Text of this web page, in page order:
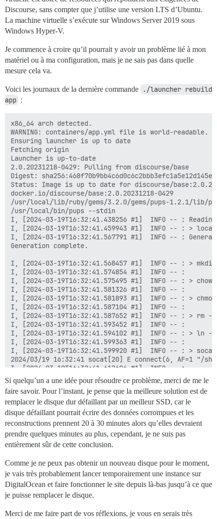
Discourse, sans compter que j’utilise une version LTS d’Ubuntu.
La machine virtuelle s’exécute sur Windows Server 2019 sous
Windows Hyper-V.
Je commence à croire qu’il pourrait y avoir un problème lié à mon
matériel ou à ma configuration, mais je ne sais pas dans quelle
mesure cela va.
Voici les journaux de la dernière commande
./launcher rebuild
app :
x86_64 arch detected.
WARNING: containers/app.yml file is world-readable. You can secure this file by                                                                                         running: chmod o-rwx containers/app.yml
Ensuring launcher is up to date
Fetching origin
Launcher is up-to-date
2.0.20231218-0429: Pulling from discourse/base
Digest: sha256:468f70b9bb4c6d0c6c2bbb3efc1a5e12d145eae57bdb6946b7fe5558beb52dc1
Status: Image is up to date for discourse/base:2.0.20231218-0429
docker.io/discourse/base:2.0.20231218-0429
/usr/local/lib/ruby/gems/3.2.0/gems/pups-1.2.1/lib/pups.rb
/usr/local/bin/pups --stdin
I, [2024-03-19T16:32:41.438256 #1]  INFO -- : Reading from stdin
I, [2024-03-19T16:32:41.459943 #1]  INFO -- : > locale-gen $LANG && update-local                                                                                        e
I, [2024-03-19T16:32:41.567791 #1]  INFO -- : Generating locales (this might tak                                                                                        e a while)...
Generation complete.

I, [2024-03-19T16:32:41.568457 #1]  INFO -- : > mkdir -p /shared/postgres_run
I, [2024-03-19T16:32:41.574854 #1]  INFO -- :
I, [2024-03-19T16:32:41.575495 #1]  INFO -- : > chown postgres:postgres /shared/                                                                                        postgres_run
I, [2024-03-19T16:32:41.581326 #1]  INFO -- :
I, [2024-03-19T16:32:41.581893 #1]  INFO -- : > chmod 775 /shared/postgres_run
I, [2024-03-19T16:32:41.587104 #1]  INFO -- :
I, [2024-03-19T16:32:41.587652 #1]  INFO -- : > rm -fr /var/run/postgresql
I, [2024-03-19T16:32:41.593452 #1]  INFO -- :
I, [2024-03-19T16:32:41.594102 #1]  INFO -- : > ln -s /shared/postgres_run /var/                                                                                        run/postgresql
I, [2024-03-19T16:32:41.599363 #1]  INFO -- :
I, [2024-03-19T16:32:41.599920 #1]  INFO -- : > socat /dev/null UNIX-CONNECT:/sh                                                                                        ared/postgres_run/.s.PGSQL.5432 || exit 0 && echo postgres already running stop                                                                                         container ; exit 1
2024/03/19 16:32:41 socat[20] E connect(6, AF=1 "/shared/postgres_run/.s.PGSQL.5                                                                                        432", 36): Connection refused
I, [2024-03-19T16:32:41.612696 #1]  INFO -- :
I, [2024-03-19T16:32:41.613175 #1]  INFO -- : > rm -fr /shared/postgres_run/.s*
I, [2024-03-19T16:32:41.620936 #1]  INFO -- :
I, [2024-03-19T16:32:41.621584 #1]  INFO -- : > rm -fr /shared/postgres_run/*.pi                                                                                        d
I, [2024-03-19T16:32:41.629005 #1]  INFO -- :
I, [2024-03-19T16:32:41.629459 #1]  INFO -- : > mkdir -p /shared/postgres_run/13                                                                                        -main.pg_stat_tmp
I, [2024-03-19T16:32:41.635403 #1]  INFO -- :
I, [2024-03-19T16:32:41.636075 #1]  INFO -- : > chown postgres:postgres /shared/                                                                                        postgres_run/13-main.pg_stat_tmp
I, [2024-03-19T16:32:41.642020 #1]  INFO -- :
I, [2024-03-19T16:32:41.654972 #1]  INFO -- : File > /etc/service/postgres/run                                                                                          chmod: +x  chown:
I, [2024-03-19T16:32:41.668688 #1]  INFO -- : File > /etc/service/postgres/log/r                                                                                        un  chmod: +x  chown:
I, [2024-03-19T16:32:41.680605 #1]  INFO -- : File > /etc/runit/3.d/99-postgres                                                                                          chmod: +x  chown:
I, [2024-03-19T16:32:41.692403 #1]  INFO -- : File > /root/upgrade_postgres  chm                                                                                        od: +x  chown:
I, [2024-03-19T16:32:41.693451 #1]  INFO -- : > chown -R root /var/lib/postgresq                                                                                        l/13/main
I, [2024-03-19T16:34:37.968585 #1]  INFO -- :
I, [2024-03-19T16:34:37.968992 #1]  INFO -- : > [ ! -e /shared/postgres_data ] &                                                                                        & install -d -m 0755 -o postgres -g postgres /shared/postgres_data && sudo -E -u                                                                                         postgres /usr/lib/postgresql/13/bin/initdb -D /shared/postgres_data || exit 0
I, [2024-03-19T16:34:37.975335 #1]  INFO -- :
I, [2024-03-19T16:34:37.975526 #1]  INFO -- : > chown -R postgres:postgres /shar                                                                                        ed/postgres_data
I, [2024-03-19T16:34:38.003767 #1]  INFO -- :
I, [2024-03-19T16:34:38.004482 #1]  INFO -- : > chown -R postgres:postgres /var/                                                                                        run/postgresql
I, [2024-03-19T16:34:38.012328 #1]  INFO -- :
I, [2024-03-19T16:34:38.013012 #1]  INFO -- : > /root/upgrade_postgres
I, [2024-03-19T16:34:38.027169 #1]  INFO -- :
I, [2024-03-19T16:34:38.027657 #1]  INFO -- : > rm /root/upgrade_postgres
I, [2024-03-19T16:34:38.032914 #1]  INFO -- :
I, [2024-03-19T16:34:38.033769 #1]  INFO -- : Replacing data_directory = '/var/l                                                                                        ib/postgresql/13/main' with data_directory = '/shared/postgres_data' in /etc/pos                                                                                        tgresql/13/main/postgresql.conf
I, [2024-03-19T16:34:38.035668 #1]  INFO -- : Replacing (?-mix:#?listen_addresse                                                                                        s *=.*) with listen_addresses = '*' in /etc/postgresql/13/main/postgresql.conf
I, [2024-03-19T16:34:38.109152 #1]  INFO -- : Replacing (?-mix:#?synchronous_com                                                                                        mit *=.*) with synchronous_commit = $db_synchronous_commit in /etc/postgresql/13                                                                                        /main/postgresql.conf
I, [2024-03-19T16:34:38.133759 #1]  INFO -- : Replacing (?-mix:#?shared_buffers                                                                                         *=.*) with shared_buffers = $db_shared_buffers in /etc/postgresql/13/main/postgr                                                                                        esql.conf
I, [2024-03-19T16:34:38.158429 #1]  INFO -- : Replacing (?-mix:#?work_mem *=.*)                                                                                         with work_mem = $db_work_mem in /etc/postgresql/13/main/postgresql.conf
I, [2024-03-19T16:34:38.183076 #1]  INFO -- : Replacing (?-mix:#?default_text_se                                                                                        arch_config *=.*) with default_text_search_config = '$db_default_text_search_con                                                                                        fig' in /etc/postgresql/13/main/postgresql.conf
I, [2024-03-19T16:34:38.207491 #1]  INFO -- : > install -d -m 0755 -o postgres -                                                                                        g postgres /shared/postgres_backup
I, [2024-03-19T16:34:38.214924 #1]  INFO -- :
I, [2024-03-19T16:34:38.216145 #1]  INFO -- : Replacing (?-mix:#?checkpoint_segm                                                                                        ents *=.*) with checkpoint_segments = $db_checkpoint_segments in /etc/postgresql                                                                                        /13/main/postgresql.conf
I, [2024-03-19T16:34:38.232187 #1]  INFO -- : Replacing (?-mix:#?logging_collect                                                                                        or *=.*) with logging_collector = $db_logging_collector in /etc/postgresql/13/ma                                                                                        in/postgresql.conf
I, [2024-03-19T16:34:38.256804 #1]  INFO -- : Replacing (?-mix:#?log_min_duratio                                                                                        n_statement *=.*) with log_min_duration_statement = $db_log_min_duration_stateme                                                                                        nt in /etc/postgresql/13/main/postgresql.conf
I, [2024-03-19T16:34:38.281452 #1]  INFO -- : Replacing (?-mix:^#local +replicat                                                                                        ion +postgres +peer$) with local replication postgres  peer in /etc/postgresql/1                                                                                        3/main/pg_hba.conf
I, [2024-03-19T16:34:38.282725 #1]  INFO -- : Replacing (?-mix:^host.*all.*all.*                                                                                        127.*$) with host all all 0.0.0.0/0 md5 in /etc/postgresql/13/main/pg_hba.conf
I, [2024-03-19T16:34:38.330730 #1]  INFO -- : Replacing (?-mix:^host.*all.*all.*                                                                                        ::1\/128.*$) with host all all ::/0 md5 in /etc/postgresql/13/main/pg_hba.conf
I, [2024-03-19T16:34:38.355097 #1]  INFO -- : > HOME=/var/lib/postgresql USER=po                                                                                        stgres exec chpst -u postgres:postgres:ssl-cert -U postgres:postgres:ssl-cert /u                                                                                        sr/lib/postgresql/13/bin/postmaster -D /etc/postgresql/13/main
I, [2024-03-19T16:34:38.35
Si quelqu’un a une idée pour résoudre ce problème, merci de me le
faire savoir. Pour l’instant, je pense que la meilleure solution est de
remplacer le disque dur défaillant par un meilleur SSD, car le
disque défaillant pourrait écrire des données corrompues et les
reconstructions prennent 20 à 30 minutes alors qu’elles devraient
prendre quelques minutes au plus, cependant, je ne suis pas
entièrement sûr de cette conclusion.
Comme je ne peux pas obtenir un nouveau disque pour le moment,
je vais très probablement lancer temporairement une instance sur
DigitalOcean et faire fonctionner le site depuis là-bas jusqu’à ce que
je puisse remplacer le disque.
Merci de me faire part de vos réflexions, je vous en serais très